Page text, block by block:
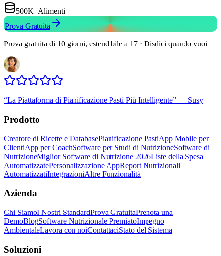
500K+Alimenti
Prova Gratuita
Prova gratuita di 10 giorni, estendibile a 17 · Disdici quando vuoi
“La Piattaforma di Pianificazione Pasti Più Intelligente” — Susy
Prodotto
Creatore di Ricette e DatabasePianificazione PastiApp Mobile per
ClientiApp per CoachSoftware per Studi di NutrizioneSoftware di
NutrizioneMiglior Software di Nutrizione 2026Liste della Spesa
AutomatizzatePersonalizzazione AppReport Nutrizionali
AutomatizzatiIntegrazioniAltre Funzionalità
Azienda
Chi SiamoI Nostri StandardProva GratuitaPrenota una
DemoBlogSoftware Nutrizionale PremiatoImpegno
AmbientaleLavora con noiContattaciStato del Sistema
Soluzioni